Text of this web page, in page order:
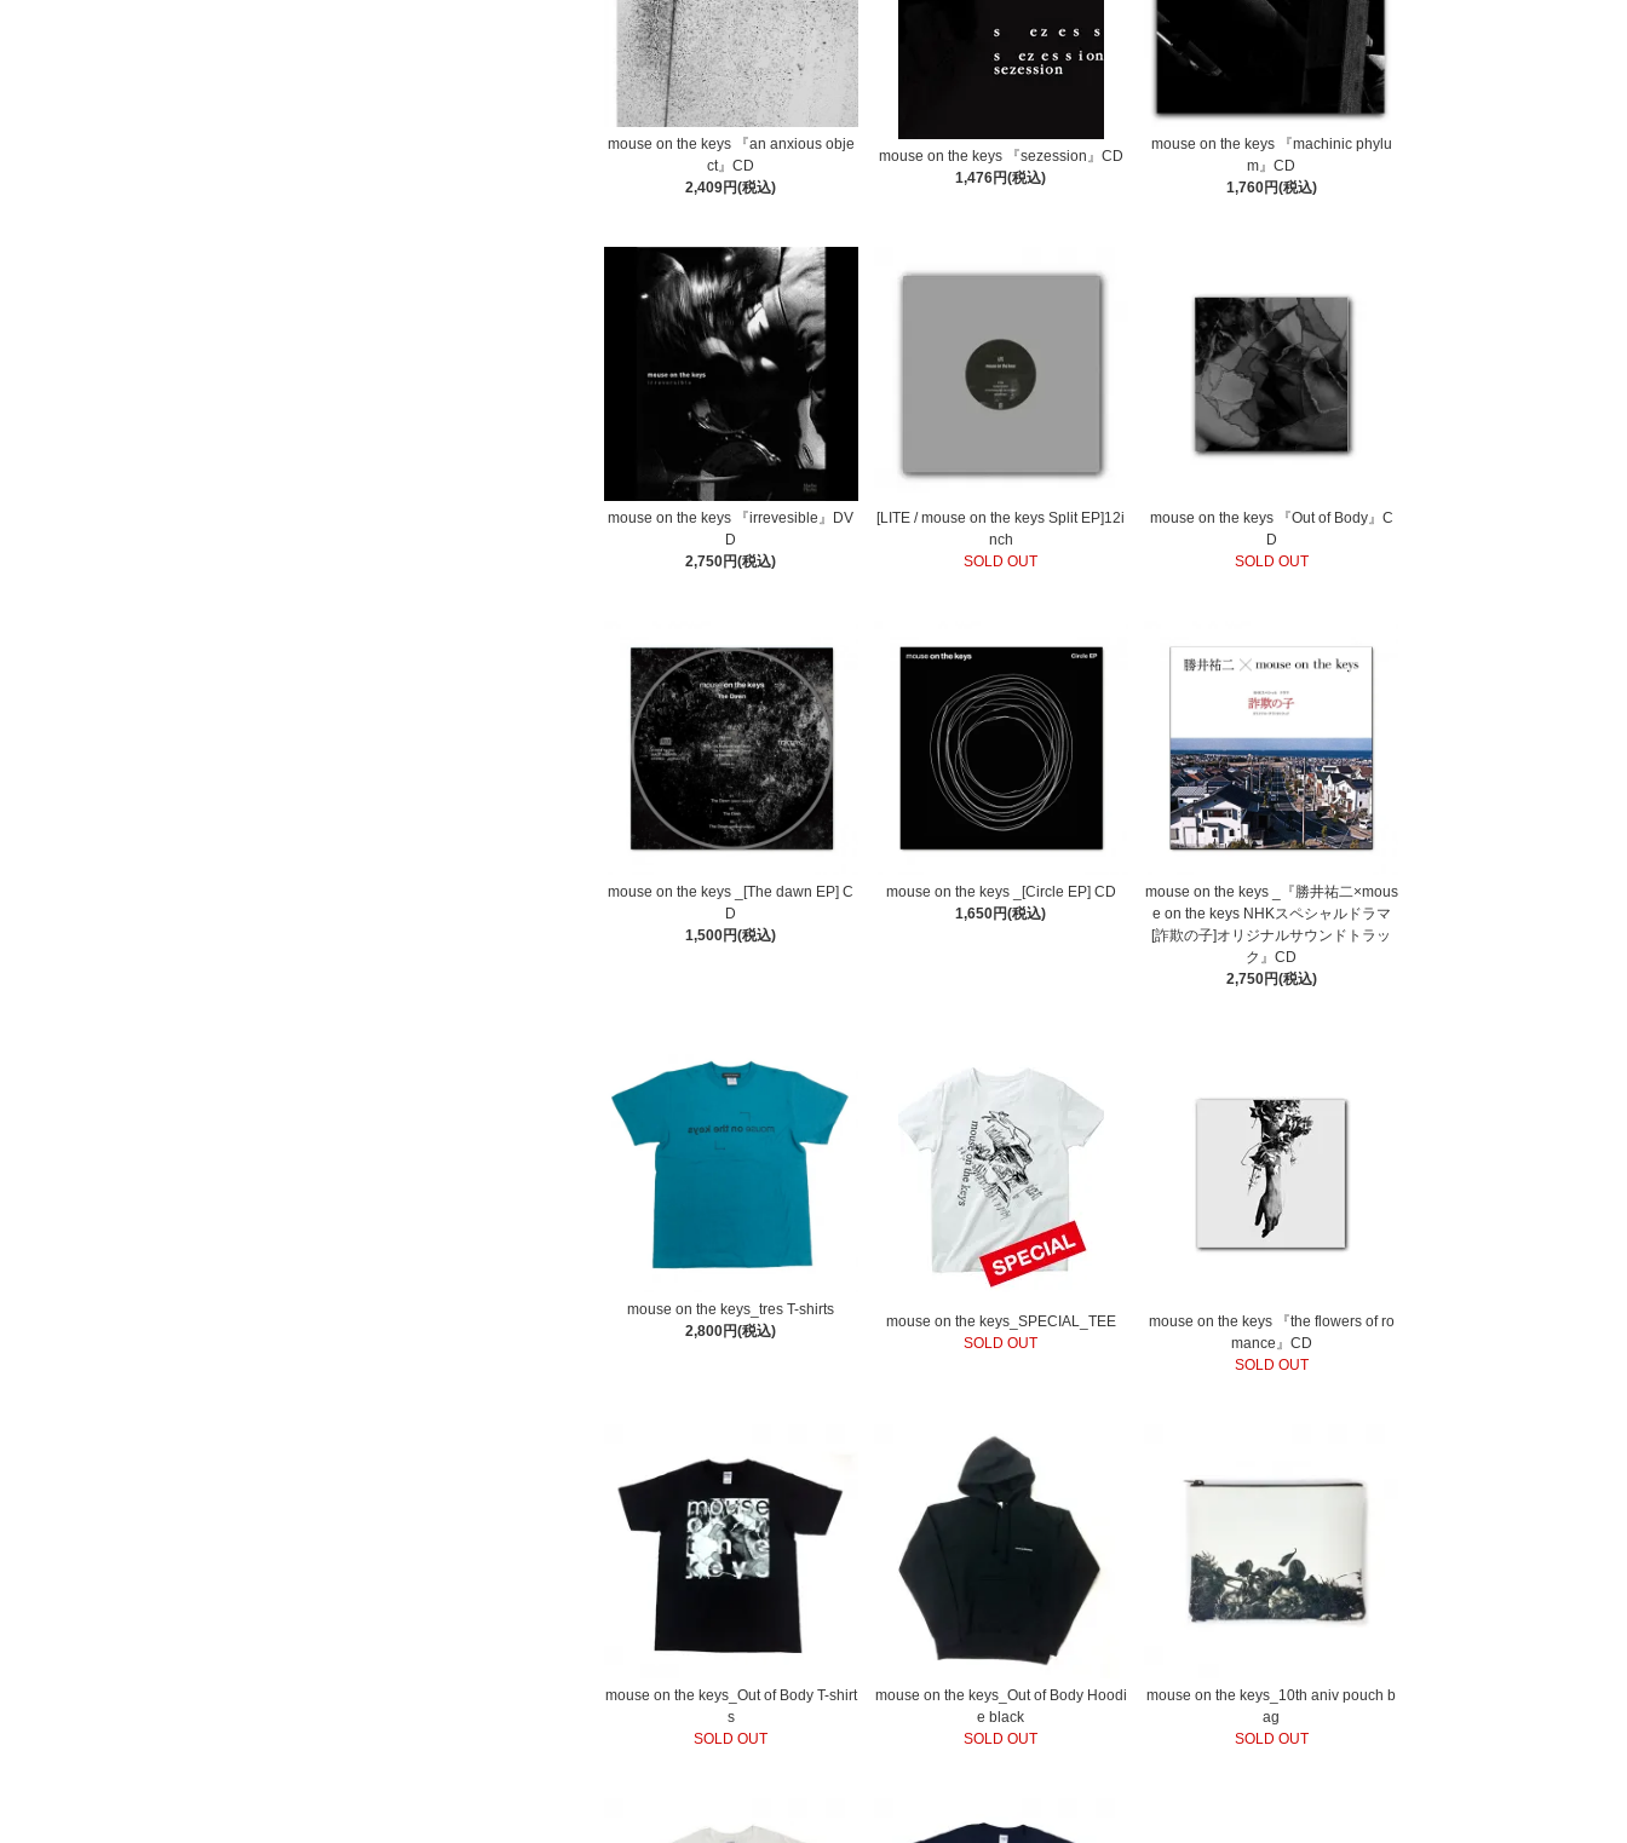
mouse on the keys 『an anxious obje
ct』CD
2,409円(税込)
mouse on the keys 『sezession』CD
1,476円(税込)
mouse on the keys 『machinic phylu
m』CD
1,760円(税込)
mouse on the keys 『irrevesible』DV
D
2,750円(税込)
[LITE / mouse on the keys Split EP]12i
nch
SOLD OUT
mouse on the keys 『Out of Body』C
D
SOLD OUT
mouse on the keys _[The dawn EP] C
D
1,500円(税込)
mouse on the keys _[Circle EP] CD
1,650円(税込)
mouse on the keys _『勝井祐二×mous
e on the keys NHKスペシャルドラマ
[詐欺の子]オリジナルサウンドトラッ
ク』CD
2,750円(税込)
mouse on the keys_tres T-shirts
2,800円(税込)
mouse on the keys_SPECIAL_TEE
SOLD OUT
mouse on the keys 『the flowers of ro
mance』CD
SOLD OUT
mouse on the keys_Out of Body T-shirt
s
SOLD OUT
mouse on the keys_Out of Body Hoodi
e black
SOLD OUT
mouse on the keys_10th aniv pouch b
ag
SOLD OUT